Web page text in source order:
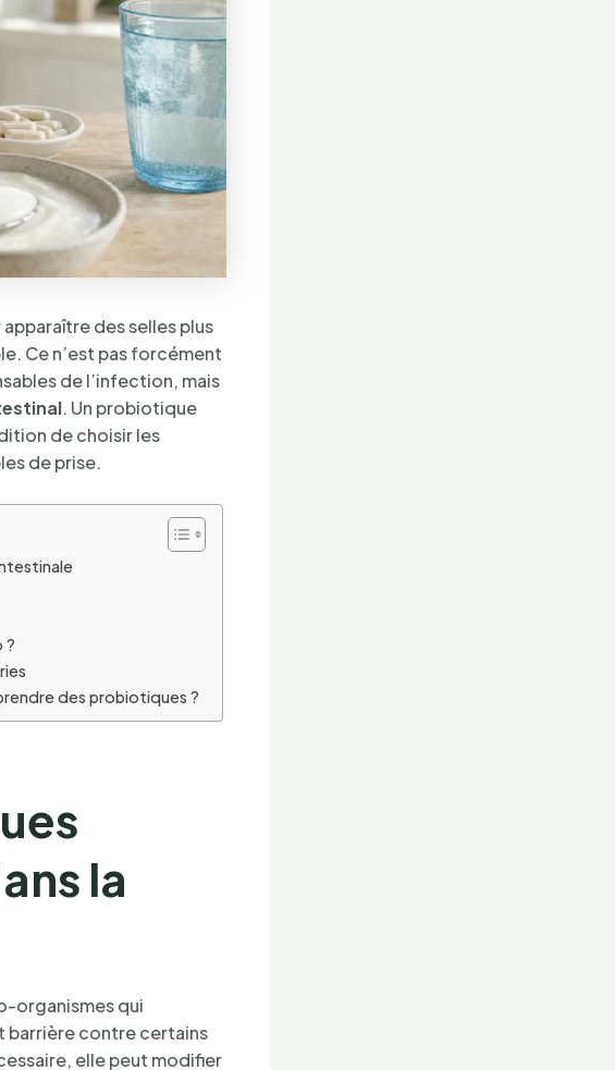
des selles plus
Ce n’est pas forcément
de l’infection, mais
. Un probiotique
de choisir les
de prise.
?
des probiotiques ?
la
organismes qui
barrière contre certains
elle peut modifier